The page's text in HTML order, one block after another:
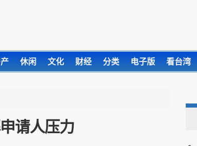
休闲 文化 财经 分类 电子版 看台湾
请人压力